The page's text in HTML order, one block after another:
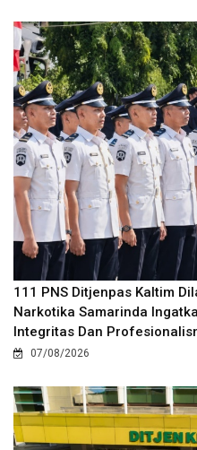
111 PNS Ditjenpas Kaltim
Narkotika Samarinda
Integritas Dan
07/08/2026